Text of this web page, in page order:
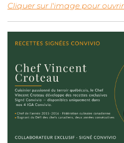
Cliquer sur l'image pour